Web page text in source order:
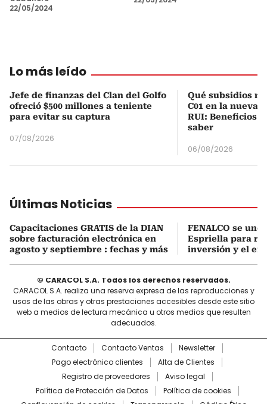
22/05/2024
Lo más leído
Jefe de finanzas del Clan del Golfo
ofreció $500 millones a teniente
para evitar su captura
07/08/2026
Qué subsidios
C01 en la nueva
RUI: Beneficios
saber
06/08/2026
Últimas Noticias
Capacitaciones GRATIS de la DIAN
sobre facturación electrónica en
agosto y septiembre : fechas y más
FENALCO se une
Espriella para
inversión y el
© CARACOL S.A. Todos los derechos reservados.
CARACOL S.A. realiza una reserva expresa de las reproducciones y
usos de las obras y otras prestaciones accesibles desde este sitio
web a medios de lectura mecánica u otros medios que resulten
adecuados.
Contacto Contacto Ventas
Newsletter
Pago electrónico clientes
Alta de Clientes
Registro de proveedores
Aviso legal
Política de Protección de Datos
Política de cookies